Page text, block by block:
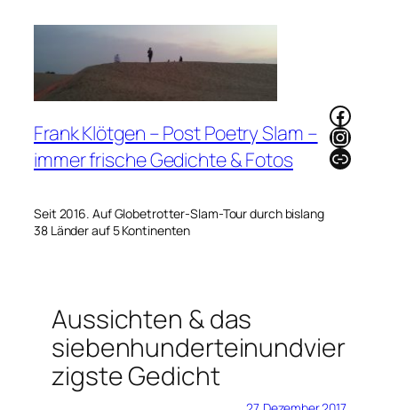
Frank Klötgen – Post Poetry Slam –
immer frische Gedichte & Fotos
Seit 2016. Auf Globetrotter-Slam-Tour durch bislang
38 Länder auf 5 Kontinenten
Link
Aussichten & das
siebenhunderteinundvier
zigste Gedicht